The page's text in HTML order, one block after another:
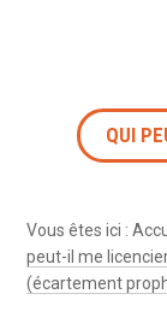
QUI
Vous êtes ici :
peut-il me
(écartement